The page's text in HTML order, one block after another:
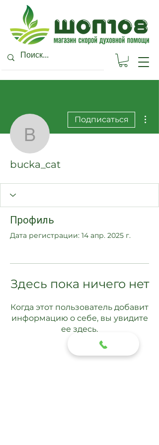
bucka_cat
Подписаться
bucka_cat
Профиль
Дата регистрации: 14 апр. 2025 г.
Здесь пока ничего нет
Когда этот пользователь добавит
информацию о себе, вы увидите
ее здесь.